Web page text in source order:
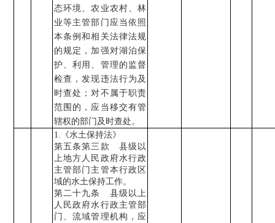
态环境、农业农村、林
业等主管部门应当依照
本条例和相关法律法规
的规定，加强对湖泊保
护、利用、管理的监督
检查，发现违法行为及
时查处；对不属于职责
范围的，应当移交有管
辖权的部门及时查处。
1. 《水土保持法》
第五条第三款
县级以
上地方人民政府水行政
主管部门主管本行政区
域的水土保持工作。
第二十九条
县级以上
人民政府水行政主管部
门、流域管理机构，应